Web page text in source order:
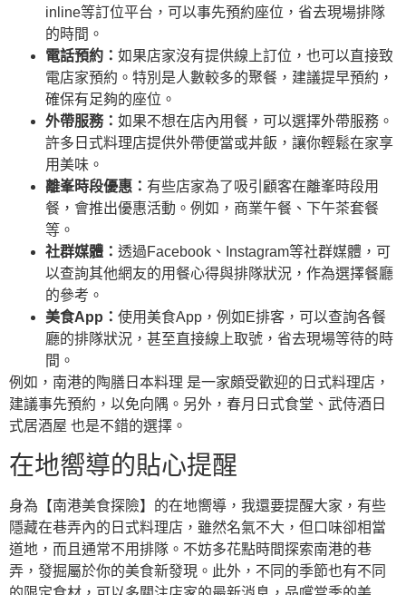
inline等訂位平台，可以事先預約座位，省去現場排隊
的時間。
電話預約： 如果店家沒有提供線上訂位，也可以直接致
電店家預約。特別是人數較多的聚餐，建議提早預約，
確保有足夠的座位。
外帶服務： 如果不想在店內用餐，可以選擇外帶服務。
許多日式料理店提供外帶便當或丼飯，讓你輕鬆在家享
用美味。
離峯時段優惠： 有些店家為了吸引顧客在離峯時段用
餐，會推出優惠活動。例如，商業午餐、下午茶套餐
等。
社群媒體： 透過Facebook、Instagram等社群媒體，可
以查詢其他網友的用餐心得與排隊狀況，作為選擇餐廳
的參考。
美食App： 使用美食App，例如E排客，可以查詢各餐
廳的排隊狀況，甚至直接線上取號，省去現場等待的時
間。
例如，南港的陶膳日本料理 是一家頗受歡迎的日式料理店，
建議事先預約，以免向隅。另外，春月日式食堂、武侍酒日
式居酒屋 也是不錯的選擇。
在地嚮導的貼心提醒
身為【南港美食探險】的在地嚮導，我還要提醒大家，有些
隱藏在巷弄內的日式料理店，雖然名氣不大，但口味卻相當
道地，而且通常不用排隊。不妨多花點時間探索南港的巷
弄，發掘屬於你的美食新發現。此外，不同的季節也有不同